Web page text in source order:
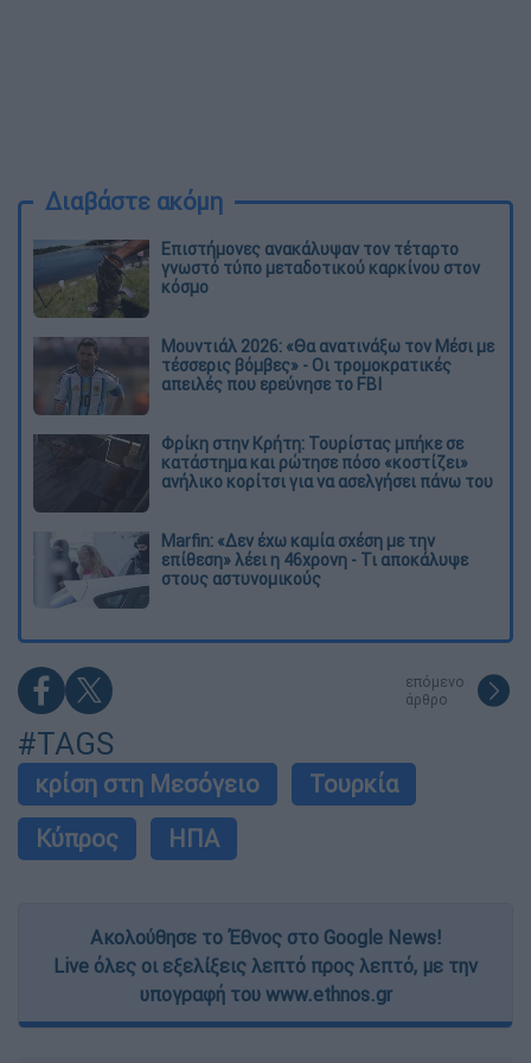
Διαβάστε ακόμη
Επιστήμονες ανακάλυψαν τον τέταρτο
γνωστό τύπο μεταδοτικού καρκίνου στον
κόσμο
Μουντιάλ 2026: «Θα ανατινάξω τον Μέσι με
τέσσερις βόμβες» - Οι τρομοκρατικές
απειλές που ερεύνησε το FBI
Φρίκη στην Κρήτη: Τουρίστας μπήκε σε
κατάστημα και ρώτησε πόσο «κοστίζει»
ανήλικο κορίτσι για να ασελγήσει πάνω του
Marfin: «Δεν έχω καμία σχέση με την
επίθεση» λέει η 46χρονη - Τι αποκάλυψε
στους αστυνομικούς
επόμενο
άρθρο
#TAGS
κρίση στη Μεσόγειο
Τουρκία
Κύπρος
ΗΠΑ
Ακολούθησε το Έθνος στο Google News!
Live όλες οι εξελίξεις λεπτό προς λεπτό, με την
υπογραφή του www.ethnos.gr